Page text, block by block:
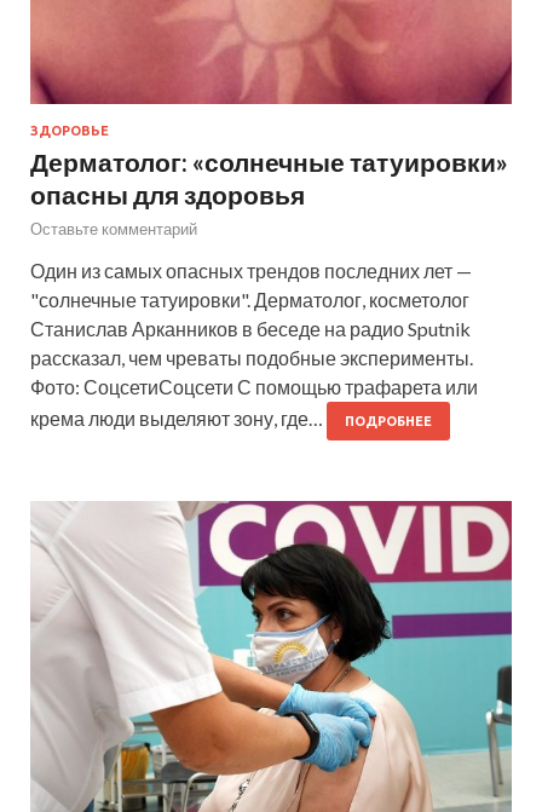
ЗДОРОВЬЕ
Дерматолог: «солнечные татуировки»
опасны для здоровья
Оставьте комментарий
Один из самых опасных трендов последних лет —
"солнечные татуировки". Дерматолог, косметолог
Станислав Арканников в беседе на радио Sputnik
рассказал, чем чреваты подобные эксперименты.
Фото: СоцсетиСоцсети С помощью трафарета или
крема люди выделяют зону, где…
ПОДРОБНЕЕ